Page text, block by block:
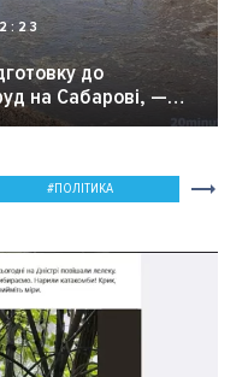
до
на Сабарові, —
ПОЛІТИКА